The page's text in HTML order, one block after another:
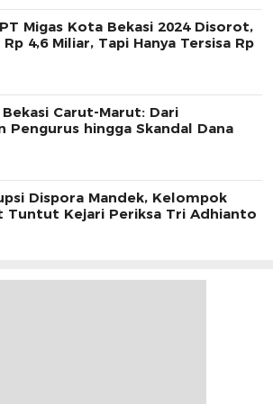
Migas Kota Bekasi 2024 Disorot,
Rp 4,6 Miliar, Tapi Hanya Tersisa Rp
Carut-Marut: Dari
Pengurus hingga Skandal Dana
Dispora Mandek, Kelompok
Tuntut Kejari Periksa Tri Adhianto